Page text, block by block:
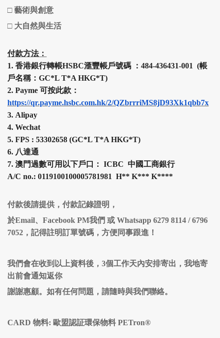
□ 藝術與創意
□ 大自然與生活
付款方法：
1. 香港銀行轉帳HSBC滙豐帳戶號碼 ：484-436431-001 (帳
戶名稱：GC*L T*A HKG*T)
2. Payme 可按此款：
https://qr.payme.hsbc.com.hk/2/QZbrrriMS8jD93Xk1qbb7x
3. Alipay
4. Wechat
5. FPS : 53302658 (GC*L T*A HKG*T)
6. 八達通
7. 澳門過數可用以下戶口： ICBC 中國工商銀行
A/C no.: 0119100100005781981 H** K*** K****
付款後請提供，付款記錄證明，
於Email、Facebook PM我們 或 Whatsapp 6279 8114 / 6796
7052，記得註明訂單號碼，方便同事跟進！
我們會在收到以上資料後，3個工作天內安排寄出，我地寄
出前會通知返你
謝謝惠顧。如有任何問題，請隨時與我們聯絡。
CARD 物料: 歐盟認証環保物料 PETron®